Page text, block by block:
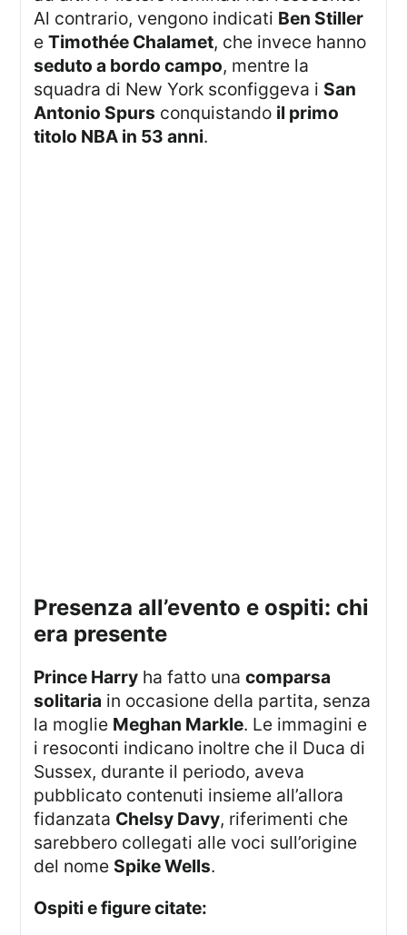
Al contrario, vengono indicati Ben Stiller
eTimothée Chalamet, che invece hanno
seduto a bordo campo, mentre la
squadra di New York sconfiggeva i San
Antonio Spurs conquistando il primo
titolo NBA in 53 anni.
presenza all’evento e ospiti: chi
era presente
Prince Harry ha fatto unacomparsa
solitaria in occasione della partita, senza
la moglie Meghan Markle. Le immagini e
i resoconti indicano inoltre che il Duca di
Sussex, durante il periodo, aveva
pubblicato contenuti insieme all’allora
fidanzata Chelsy Davy, riferimenti che
sarebbero collegati alle voci sull’origine
del nome Spike Wells.
Ospiti e figure citate: